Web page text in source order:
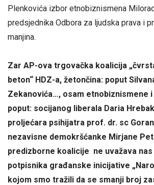
Plenkovića izbor etnobiznismena
predsjednika Odbora za ljudska prava i
manjina.
Zar AP-ova trgovačka koalicija
beton“ HDZ-a, žetončina: poput
Zekanovića…, osam etnobiznismene
poput: socijanog liberala Daria
proljećara psihijatra prof. dr. sc
nezavisne demokršćanke Mirjane
predizborne koalicije ne uvažava
potpisnika građanske inicijative
kojom smo tražili da se smanji broj